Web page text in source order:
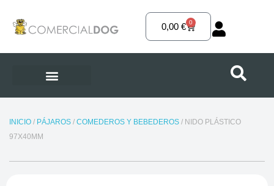
contenido
0,00€ 0
Carrito
INICIO/ PÁJAROS/ COMEDEROS Y BEBEDEROS/ NIDO PLÁSTICO
97X40MM